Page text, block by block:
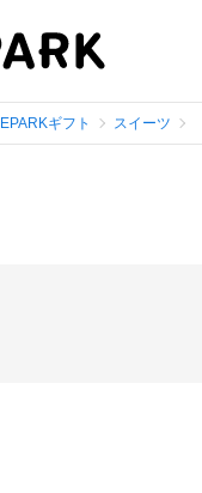
EPARKギフト スイーツ